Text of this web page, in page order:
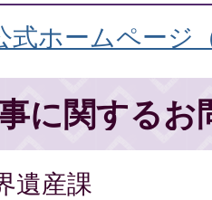
式ホームページ
に関するお
遺産課